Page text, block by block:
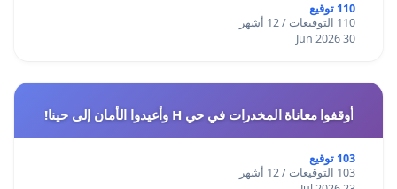
110 توقيع
110 التوقيعات / 12 أشهر
30 Jun 2026
أوقفوا معاناة المخدرات في حي H وأعيدوا الأمان إلى حينا!
103 توقيع
103 التوقيعات / 12 أشهر